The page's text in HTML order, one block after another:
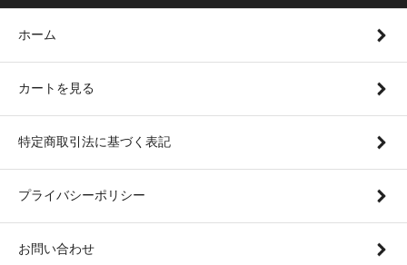
ホーム
カートを見る
特定商取引法に基づく表記
プライバシーポリシー
お問い合わせ